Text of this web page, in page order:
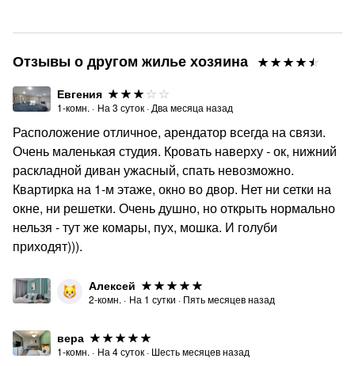
посмотрели квартиру.
Не упустите возможность пожить в уникальном месте и
насладиться уютом нашей квартиры — забронируйте
прямо сейчас!
UraganAPART – Ваш дом вдали от дома!
Отзывы о другом жилье хозяина
Евгения
1-комн. · На 3 суток · Два месяца назад
Расположение отличное, арендатор всегда на связи.
Очень маленькая студия. Кровать наверху - ок, нижний
раскладной диван ужасный, спать невозможно.
Квартирка на 1-м этаже, окно во двор. Нет ни сетки на
окне, ни решетки. Очень душно, но открыть нормально
нельзя - тут же комары, пух, мошка. И голуби
приходят))).
Алексей
2-комн. · На 1 сутки · Пять месяцев назад
вера
1-комн. · На 4суток · Шесть месяцев назад